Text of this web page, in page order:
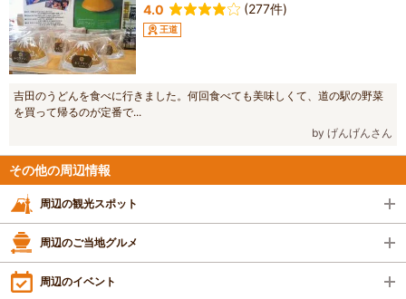
4.0
(277件)
王道
吉田のうどんを食べに行きました。何回食べても美味しくて、道の駅の野菜
を買って帰るのが定番で...
by げんげんさん
その他の周辺情報
周辺の観光スポット
周辺のご当地グルメ
周辺のイベント